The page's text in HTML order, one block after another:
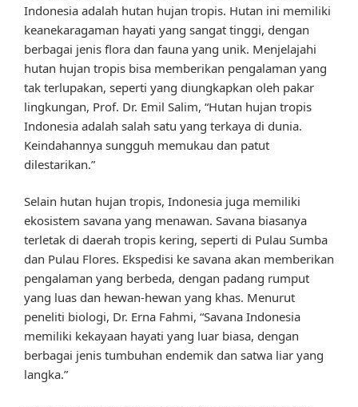
Indonesia adalah hutan hujan tropis. Hutan ini memiliki
keanekaragaman hayati yang sangat tinggi, dengan
berbagai jenis flora dan fauna yang unik. Menjelajahi
hutan hujan tropis bisa memberikan pengalaman yang
tak terlupakan, seperti yang diungkapkan oleh pakar
lingkungan, Prof. Dr. Emil Salim, “Hutan hujan tropis
Indonesia adalah salah satu yang terkaya di dunia.
Keindahannya sungguh memukau dan patut
dilestarikan.”
Selain hutan hujan tropis, Indonesia juga memiliki
ekosistem savana yang menawan. Savana biasanya
terletak di daerah tropis kering, seperti di Pulau Sumba
dan Pulau Flores. Ekspedisi ke savana akan memberikan
pengalaman yang berbeda, dengan padang rumput
yang luas dan hewan-hewan yang khas. Menurut
peneliti biologi, Dr. Erna Fahmi, “Savana Indonesia
memiliki kekayaan hayati yang luar biasa, dengan
berbagai jenis tumbuhan endemik dan satwa liar yang
langka.”